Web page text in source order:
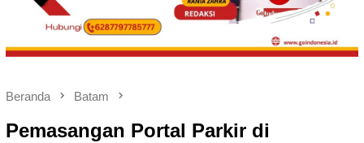
Beranda Batam
Pemasangan Portal Parkir di